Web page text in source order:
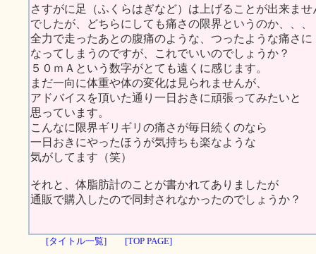
さすがに足（ふくらはぎなど）は上げることが出来ませ
でしたが、どちらにしても痛さの限界というのか、、、
全力で走ったあとの腹痛のような、つったような痛さに
なってしまうのですが、これでいいのでしょうか？
５０ｍＡという数字がとても遠くに感じます。
まだ一向に体重や体の変化は見られませんが、
アドバイスを頂いた通り一日おきに頑張ってみたいと
思っています。
こんなに限界ギリギリの痛さが毎日続くのなら
一日おきにやったほうが気持ちも楽なような
気がしてます（笑）
それと、体脂肪計のことが書かれてありましたが
通販で購入したので同封されなかったのでしょうか？
[タイトル一覧] [TOP PAGE]